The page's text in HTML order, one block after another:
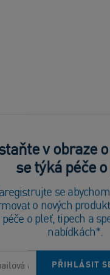
v obraze
se týká péče
se
o nových
péče o pleť, tipech a
nabídkách*.
PŘIHLÁSIT